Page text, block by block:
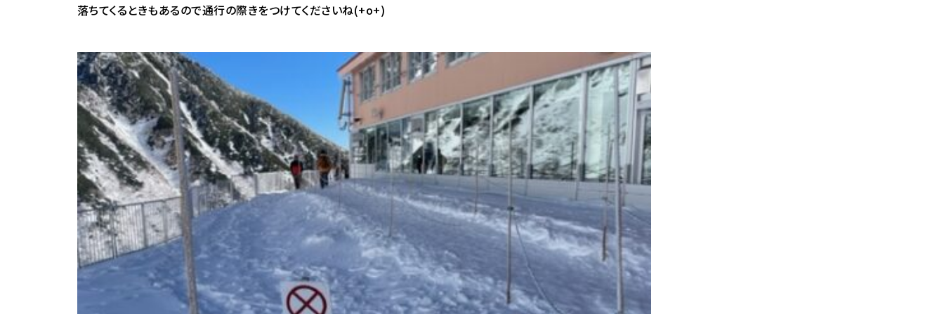
落ちてくるときもあるので通行の際きをつけてくださいね(+o+)